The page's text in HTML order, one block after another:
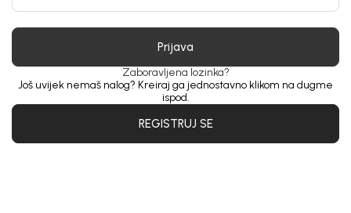
Prijava
Zaboravljena lozinka?
Još uvijek nemaš nalog? Kreiraj ga jednostavno klikom na dugme
ispod.
REGISTRUJ SE